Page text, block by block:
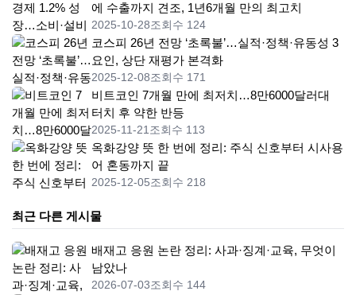
에 수출까지 견조, 1년6개월 만의 최고치
2025-10-28조회수 124
코스피 26년 전망 ‘초록불’…실적·정책·유동성 3
요인, 상단 재평가 본격화
2025-12-08조회수 171
비트코인 7개월 만에 최저치…8만6000달러대
터치 후 약한 반등
2025-11-21 조회수 113
옥화강양 뜻 한 번에 정리: 주식 신호부터 시사용
어 혼동까지 끝
2025-12-05조회수 218
최근 다른 게시물
배재고 응원 논란 정리: 사과·징계·교육, 무엇이
남았나
2026-07-03조회수 144